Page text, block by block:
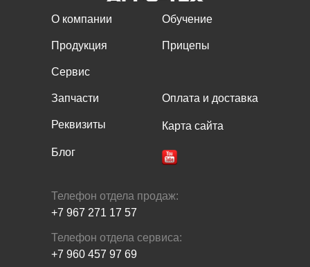
О компании
Продукция
Сервис
Реквизиты
Блог
Запчасти
Обучение
Прицепы
Оплата и доставка
Карта сайта
Телефон отдела сервиса:
+7 960 457 97 69
Телефон отдела продаж:
+7 967 271 17 57